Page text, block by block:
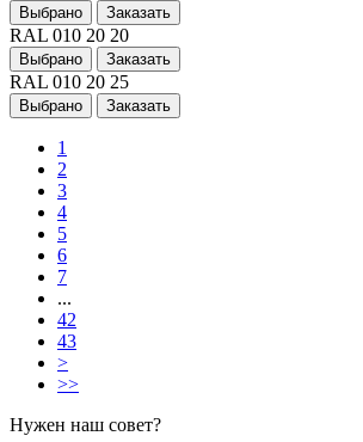
Выбрано Заказать
RAL 010 20 20
Выбрано Заказать
RAL 010 20 25
Выбрано Заказать
1
2
3
4
5
6
7
...
42
43
>
>>
Нужен наш совет?